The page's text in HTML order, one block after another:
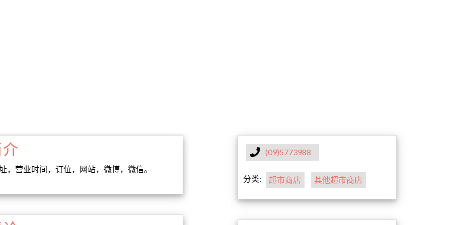
营业时间，订位，网站，微博，微信。
(09)5773988
分类: 超市商店 其他超市商店